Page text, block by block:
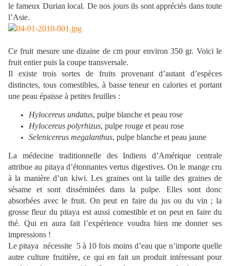
le fameux Durian local. De nos jours ils sont appréciés dans toute
l’Asie.
Ce fruit mesure une dizaine de cm pour environ 350 gr. Voici le
fruit entier puis la coupe transversale.
Il existe trois sortes de fruits provenant d’autant d’espèces
distinctes, tous comestibles, à basse teneur en calories et portant
une peau épaisse à petites feuilles :
Hylocereus undatus, pulpe blanche et peau rose
Hylocereus polyrhizus, pulpe rouge et peau rose
Selenicereus megalanthus, pulpe blanche et peau jaune
La médecine traditionnelle des Indiens d’Amérique centrale
attribue au pitaya d’étonnantes vertus digestives. On le mange cru
à la manière d’un kiwi. Les graines ont la taille des graines de
sésame et sont disséminées dans la pulpe. Elles sont donc
absorbées avec le fruit. On peut en faire du jus ou du vin ; la
grosse fleur du pitaya est aussi comestible et on peut en faire du
thé. Qui en aura fait l’expérience voudra bien me donner ses
impressions !
Le pitaya nécessite 5 à 10 fois moins d’eau que n’importe quelle
autre culture fruitière, ce qui en fait un produit intéressant pour